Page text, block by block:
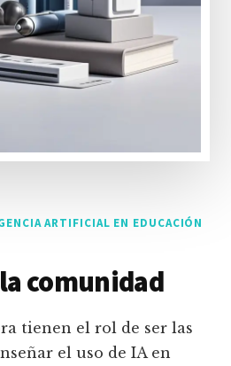
ARTIFICIAL EN EDUCACIÓN
comunidad
tienen el rol de ser las
el uso de IA en